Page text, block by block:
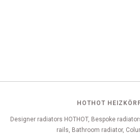
HOTHOT
Designer radiators HOTHOT, Bespoke
rails, Bathroom radiator,